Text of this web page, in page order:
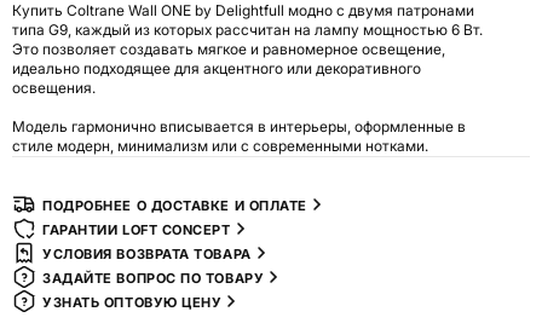
Купить Coltrane Wall ONE by Delightfull модно с двумя патронами
типа G9, каждый из которых рассчитан на лампу мощностью 6 Вт.
Это позволяет создавать мягкое и равномерное освещение,
идеально подходящее для акцентного или декоративного
освещения.
Модель гармонично вписывается в интерьеры, оформленные в
стиле модерн, минимализм или с современными нотками.
ПОДРОБНЕЕ О ДОСТАВКЕ И ОПЛАТЕ
ГАРАНТИИ LOFT CONCEPT
УСЛОВИЯ ВОЗВРАТА ТОВАРА
ЗАДАЙТЕ ВОПРОС ПО ТОВАРУ
УЗНАТЬ ОПТОВУЮ ЦЕНУ